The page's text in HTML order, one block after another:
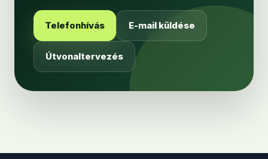
Telefonhívás E-mail küldése
Útvonaltervezés